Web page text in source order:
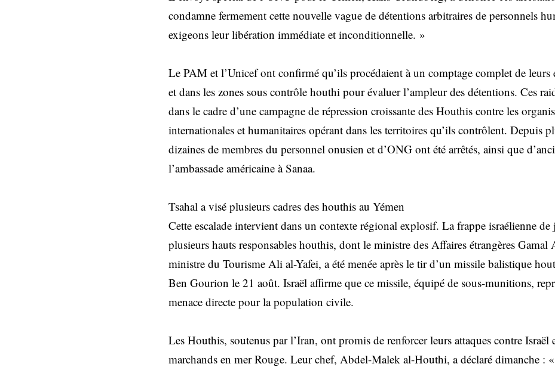
condamne fermement cette nouvelle vague de détentions arbitraires de personnels
exigeons leur libération immédiate et inconditionnelle. »
Le PAM et l’Unicef ont confirmé qu’ils procédaient à un comptage complet de leurs
et dans les zones sous contrôle houthi pour évaluer l’ampleur des détentions. Ces
dans le cadre d’une campagne de répression croissante des Houthis contre les
internationales et humanitaires opérant dans les territoires qu’ils contrôlent. Depuis
dizaines de membres du personnel onusien et d’ONG ont été arrêtés, ainsi que
l’ambassade américaine à Sanaa.
Tsahal a visé plusieurs cadres des houthis au Yémen
Cette escalade intervient dans un contexte régional explosif. La frappe israélienne
plusieurs hauts responsables houthis, dont le ministre des Affaires étrangères Gamal
ministre du Tourisme Ali al-Yafei, a été menée après le tir d’un missile balistique
Ben Gourion le 21 août. Israël affirme que ce missile, équipé de sous-munitions,
menace directe pour la population civile.
Les Houthis, soutenus par l’Iran, ont promis de renforcer leurs attaques contre Israël
marchands en mer Rouge. Leur chef, Abdel-Malek al-Houthi, a déclaré dimanche :